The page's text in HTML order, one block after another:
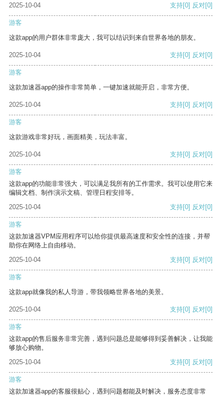
2025-10-04
支持[0] 反对[0]
游客
这款app的用户群体非常庞大，我可以结识到来自世界各地的朋友。
2025-10-04 支持[0] 反对[0]
游客
这款加速器app的操作非常简单，一键加速就能开启，非常方便。
2025-10-04 支持[0] 反对[0]
游客
这款游戏非常好玩，画面精美，玩法丰富。
2025-10-04 支持[0] 反对[0]
游客
这款app的功能非常强大，可以满足我所有的工作需求。我可以使用它来
编辑文档、制作演示文稿、管理日程安排等。
2025-10-04
支持[0] 反对[0]
游客
这款加速器VPM应用程序可以给你提供最高速度和安全性的连接，并帮
助你在网络上自由移动。
2025-10-04
支持[0] 反对[0]
游客
这款app就像我的私人导游，带我领略世界各地的美景。
2025-10-04 支持[0] 反对[0]
游客
这款app的售后服务非常完善，遇到问题总是能够得到妥善解决，让我能
够放心购物。
2025-10-04
支持[0] 反对[0]
游客
这款加速器app的客服很贴心，遇到问题都能及时解决，服务态度非常